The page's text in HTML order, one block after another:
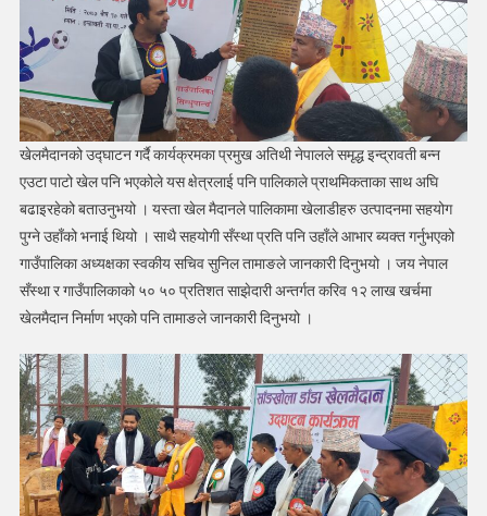
खेलमैदानको उद्घाटन गर्दै कार्यक्रमका प्रमुख अतिथी नेपालले समृद्ध इन्द्रावती बन्न
एउटा पाटो खेल पनि भएकोले यस क्षेत्रलाई पनि पालिकाले प्राथमिकताका साथ अघि
बढाइरहेको बताउनुभयो । यस्ता खेल मैदानले पालिकामा खेलाडीहरु उत्पादनमा सहयोग
पुग्ने उहाँको भनाई थियो । साथै सहयोगी सँस्था प्रति पनि उहाँले आभार ब्यक्त गर्नुभएको
गाउँपालिका अध्यक्षका स्वकीय सचिव सुनिल तामाङले जानकारी दिनुभयो । जय नेपाल
सँस्था र गाउँपालिकाको ५० ५० प्रतिशत साझेदारी अन्तर्गत करिव १२ लाख खर्चमा
खेलमैदान निर्माण भएको पनि तामाङले जानकारी दिनुभयो ।